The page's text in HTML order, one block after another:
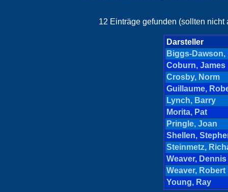
12 Einträge gefunden (sollten
Darsteller
Biggs-Dawson,
Coburn, James
Crosby, Norm
Guillaume,
Lynch, Barry
Morita, Pat
Pringle, Joan
Shellen,
Steinmetz,
Weaver, Dennis
Weaver, Robert
Young, Ray